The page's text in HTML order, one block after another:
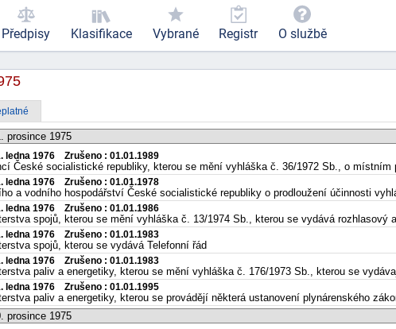
prosince 1975
ledna 1976 Zrušeno : 01.01.1989
České socialistické republiky, kterou se mění vyhláška č. 36/1972 Sb., o místním
ledna 1976 Zrušeno : 01.01.1978
a vodního hospodářství České socialistické republiky o prodloužení účinnosti
ledna 1976 Zrušeno : 01.01.1986
spojů, kterou se mění vyhláška č. 13/1974 Sb., kterou se vydává rozhlasový
ledna 1976 Zrušeno : 01.01.1983
spojů, kterou se vydává Telefonní řád
ledna 1976 Zrušeno : 01.01.1983
paliv a energetiky, kterou se mění vyhláška č. 176/1973 Sb., kterou se
ledna 1976 Zrušeno : 01.01.1995
paliv a energetiky, kterou se provádějí některá ustanovení plynárenského
prosince 1975
Předpisy Klasifikace Vybrané Registr O službě